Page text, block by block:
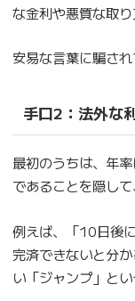
な金利や悪質な取
安易な言葉に騙され
手口2： 法外な
最初のうちは、年
であることを隠し
例えば、「10日後
完済できないと分
い「ジャンプ」とい